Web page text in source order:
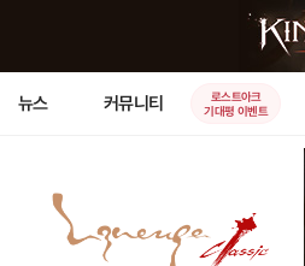
뉴스 커뮤니티
로스트아크
기대평 이벤트